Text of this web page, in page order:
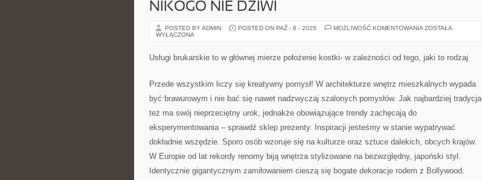
NIKOGO NIE DZIWI
POSTED BY ADMIN POSTED ON PAŹ - 6 - 2025 MOŻLIWOŚĆ KOMENTOWANIA TO,
LUB
GARNITURY
JEST
POWSZECHNIE
ORAZ
ZOSTAŁA
WYŁĄCZONA
Usługi brukarskie to w głównej mierze położenie kostki- w zależności od tego, jaki to rodzaj
Przede wszystkim liczy się kreatywny pomysł! W architekturze wnętrz mieszkalnych wypada
być brawurowym i nie bać się nawet nadzwyczaj szalonych pomysłów. Jak najbardziej tradycja
też ma swój nieprzeciętny urok, jednakże obowiązujące trendy zachęcają do
eksperymentowania – sprawdź sklep prezenty. Inspiracji jesteśmy w stanie wypatrywać
dokładnie wszędzie. Sporo osób wzoruje się na kulturze oraz sztuce dalekich, obcych krajów.
W Europie od lat rekordy renomy biją wnętrza stylizowane na bezwzględny, japoński styl.
Identycznie gigantycznym zamiłowaniem cieszą się bogate dekoracje rodem z Bollywood.